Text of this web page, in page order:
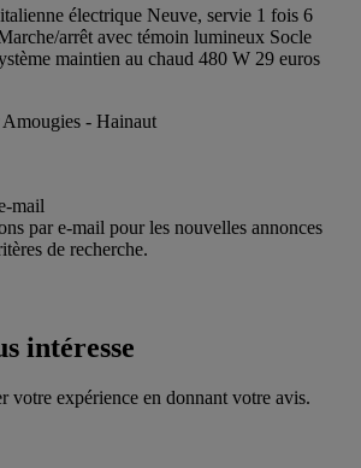
électrique Neuve, servie 1 fois 6
arrêt avec témoin lumineux Socle
maintien au chaud 480 W 29 euros
- Hainaut
mail
par e-mail pour les nouvelles annonces
de recherche.
intéresse
votre expérience en donnant votre avis.